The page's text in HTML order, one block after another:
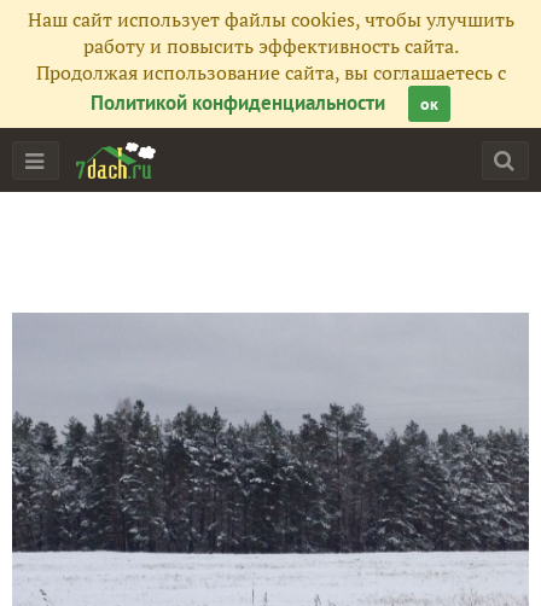
Наш сайт использует файлы cookies, чтобы улучшить
работу и повысить эффективность сайта.
Продолжая использование сайта, вы соглашаетесь с
Политикой конфиденциальности
ок
Главная
Сейчас обсуждают
Борюсь с борщевиком
Размножение смородины методом черенкования